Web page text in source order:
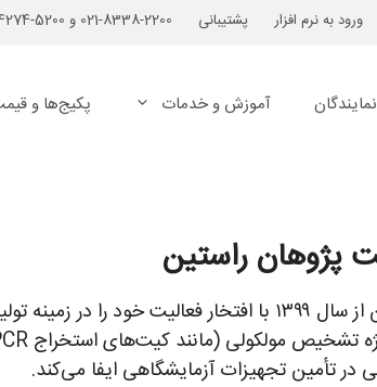
ورود به نرم افزار پشتیبانی 2200-8338-021 و 5200-4274-021
نمایندگان آموزش و خدمات پکیج‌ها و
پژوهان راستین
شرکت سلامت پژوهان راستین از سال ۱۳۹۹ با